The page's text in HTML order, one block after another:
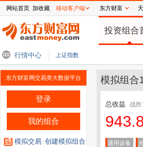
网站首页 加收藏 移动客户端 东方财富
投资组合
行情中心 上证指数
普洛药业等多只创新药概念股10%涨停！创新药ETF
东方财富网交易类大数据平台
登录
我的组合
模拟交易 创建模拟组合
模拟组合
总收益 战胜
通用设备